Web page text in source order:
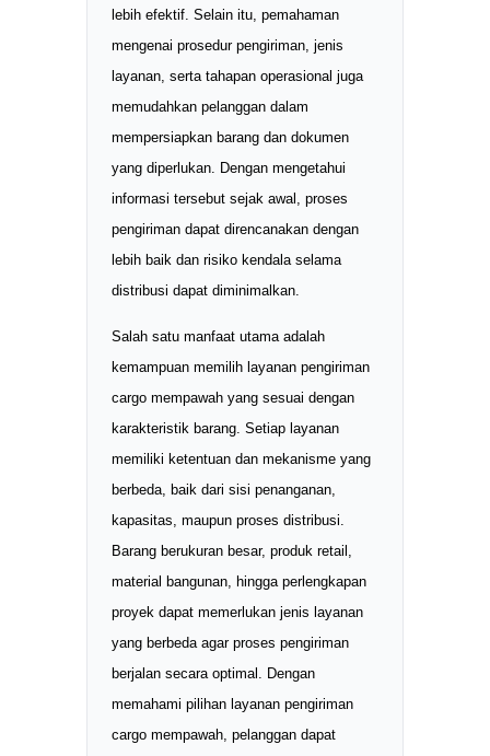
lebih efektif. Selain itu, pemahaman
mengenai prosedur pengiriman, jenis
layanan, serta tahapan operasional juga
memudahkan pelanggan dalam
mempersiapkan barang dan dokumen
yang diperlukan. Dengan mengetahui
informasi tersebut sejak awal, proses
pengiriman dapat direncanakan dengan
lebih baik dan risiko kendala selama
distribusi dapat diminimalkan.
Salah satu manfaat utama adalah
kemampuan memilih layanan pengiriman
cargo mempawah yang sesuai dengan
karakteristik barang. Setiap layanan
memiliki ketentuan dan mekanisme yang
berbeda, baik dari sisi penanganan,
kapasitas, maupun proses distribusi.
Barang berukuran besar, produk retail,
material bangunan, hingga perlengkapan
proyek dapat memerlukan jenis layanan
yang berbeda agar proses pengiriman
berjalan secara optimal. Dengan
memahami pilihan layanan pengiriman
cargo mempawah, pelanggan dapat